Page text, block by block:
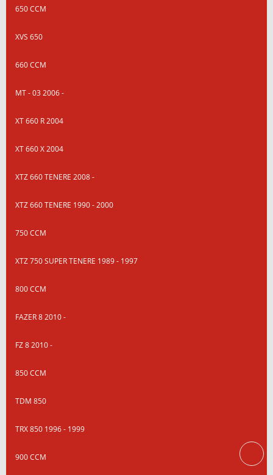
650 CCM
XVS 650
660 CCM
MT - 03 2006 -
XT 660 R 2004
XT 660 X 2004
XTZ 660 TENERE 2008 -
XTZ 660 TENERE 1990 - 2000
750 CCM
XTZ 750 SUPER TENERE 1989 - 1997
800 CCM
FAZER 8 2010 -
FZ 8 2010 -
850 CCM
TDM 850
TRX 850 1996 - 1999
900 CCM